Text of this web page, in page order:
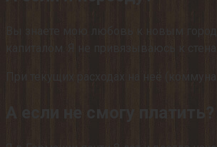
Вы знаете мою любовь к новым
При текущих расходах на неё
А если не смогу платить?